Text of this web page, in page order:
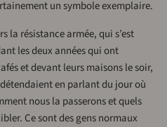
un symbole exemplaire.
la résistance armée, qui s’est
les deux années qui ont
et devant leurs maisons le soir,
en parlant du jour où
nous la passerons et quels
Ce sont des gens normaux